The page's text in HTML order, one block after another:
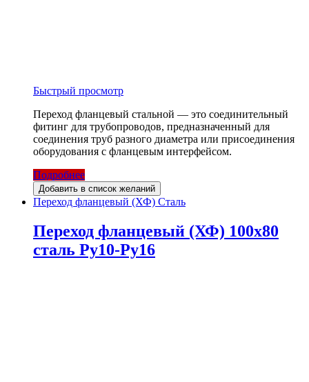
Быстрый просмотр
Переход фланцевый стальной — это соединительный
фитинг для трубопроводов, предназначенный для
соединения труб разного диаметра или присоединения
оборудования с фланцевым интерфейсом.
Подробнее
Добавить в список желаний
Переход фланцевый (ХФ) Сталь
Переход фланцевый (ХФ) 100х80
сталь Ру10-Ру16